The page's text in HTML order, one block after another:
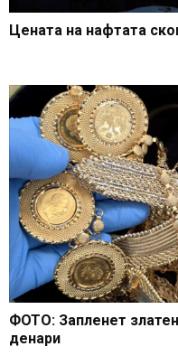
Цената на нафтата
ФОТО: Запленет
денари